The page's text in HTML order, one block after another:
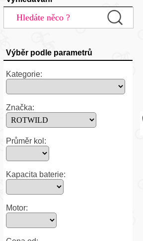
Výběr podle parametrů
Kategorie:
Značka:
Průměr kol:
Kapacita baterie:
Motor: